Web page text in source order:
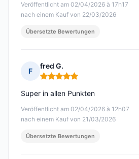
Veröffentlicht am 02/04/2026 à 17h17
nach einem Kauf von 22/03/2026
Übersetzte Bewertungen
F
fred G.
Hinweis: 5 von 5
Veröffentlicht am 02/04/2026 à 12h07
nach einem Kauf von 21/03/2026
Super in allen Punkten
Übersetzte Bewertungen